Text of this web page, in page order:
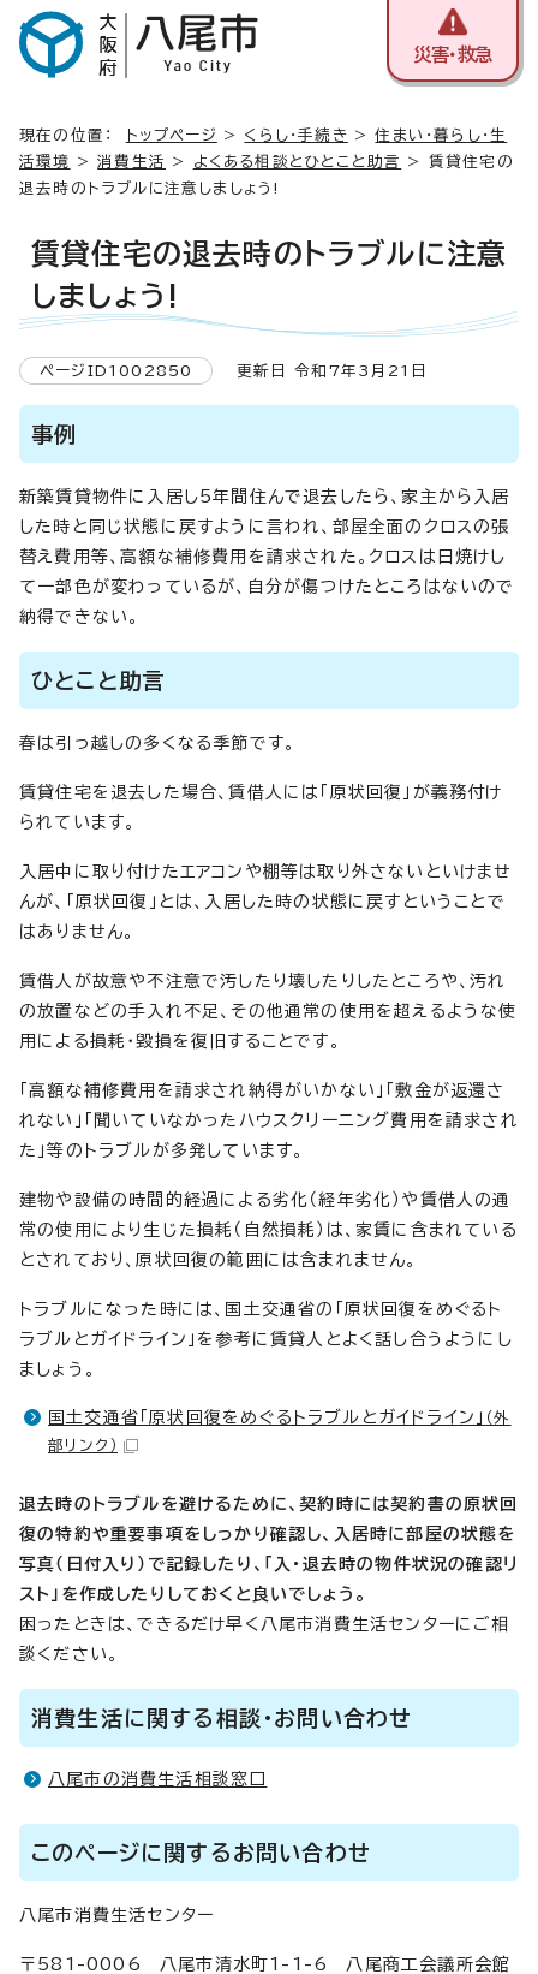
災害・救急
現在の位置： トップページ > くらし・手続き >住まい・暮らし・生
活環境
>消費生活 > よくある相談とひとこと助言
> 賃貸住宅の
退去時のトラブルに注意しましょう!
賃貸住宅の退去時のトラブルに注意
しましょう!
ページID1002850 更新日 令和7年3月21日
事例
新築賃貸物件に入居し5年間住んで退去したら、家主から入居
した時と同じ状態に戻すように言われ、部屋全面のクロスの張
替え費用等、高額な補修費用を請求された。クロスは日焼けし
て一部色が変わっているが、自分が傷つけたところはないので
納得できない。
ひとこと助言
春は引っ越しの多くなる季節です。
賃貸住宅を退去した場合、賃借人には「原状回復」が義務付け
られています。
入居中に取り付けたエアコンや棚等は取り外さないといけませ
んが、「原状回復」とは、入居した時の状態に戻すということで
はありません。
賃借人が故意や不注意で汚したり壊したりしたところや、汚れ
の放置などの手入れ不足、その他通常の使用を超えるような使
用による損耗・毀損を復旧することです。
「高額な補修費用を請求され納得がいかない」「敷金が返還さ
れない」「聞いていなかったハウスクリーニング費用を請求され
た」等のトラブルが多発しています。
建物や設備の時間的経過による劣化（経年劣化）や賃借人の通
常の使用により生じた損耗（自然損耗）は、家賃に含まれている
とされており、原状回復の範囲には含まれません。
トラブルになった時には、国土交通省の「原状回復をめぐるト
ラブルとガイドライン」を参考に賃貸人とよく話し合うようにし
ましょう。
国土交通省「原状回復をめぐるトラブルとガイドライン」 （外
部リンク）
退去時のトラブルを避けるために、契約時には契約書の原状回
復の特約や重要事項をしっかり確認し、入居時に部屋の状態を
写真（日付入り）で記録したり、「入・退去時の物件状況の確認リ
スト」を作成したりしておくと良いでしょう。
困ったときは、できるだけ早く八尾市消費生活センターにご相
談ください。
消費生活に関する相談・お問い合わせ
八尾市の消費生活相談窓口
このページに関するお問い合わせ
八尾市消費生活センター
〒581-0006 八尾市清水町1-1-6 八尾商工会議所会館